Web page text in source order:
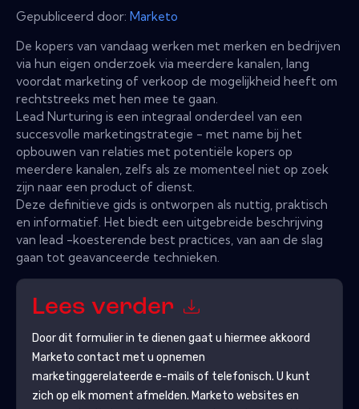
Gepubliceerd door: Marketo
De kopers van vandaag werken met merken en bedrijven
via hun eigen onderzoek via meerdere kanalen, lang
voordat marketing of verkoop de mogelijkheid heeft om
rechtstreeks met hen mee te gaan.
Lead Nurturing is een integraal onderdeel van een
succesvolle marketingstrategie - met name bij het
opbouwen van relaties met potentiële kopers op
meerdere kanalen, zelfs als ze momenteel niet op zoek
zijn naar een product of dienst.
Deze definitieve gids is ontworpen als nuttig, praktisch
en informatief. Het biedt een uitgebreide beschrijving
van lead -koesterende best practices, van aan de slag
gaan tot geavanceerde technieken.
Lees verder
Door dit formulier in te dienen gaat u hiermee akkoord
Marketo contact met u opnemen
marketinggerelateerde e-mails of telefonisch. U kunt
zich op elk moment afmelden. Marketo websites en